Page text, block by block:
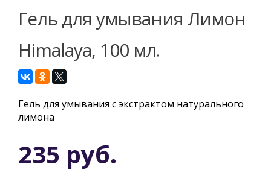
Гель для умывания Лимон
Himalaya, 100 мл.
Гель для умывания с экстрактом натурального
лимона
235 руб.